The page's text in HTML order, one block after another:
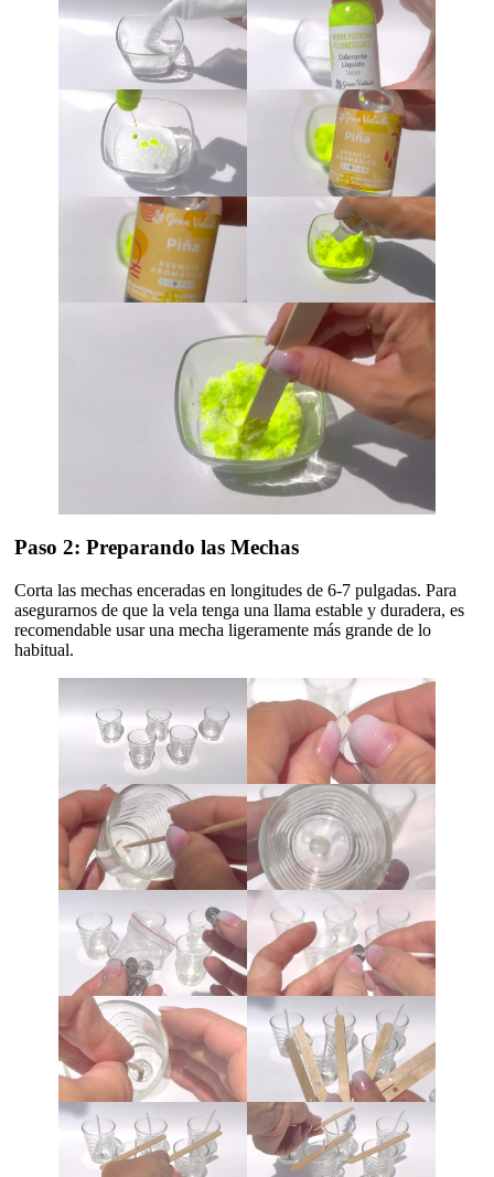
Paso 2: Preparando las Mechas
Corta las mechas enceradas en longitudes de 6-7 pulgadas. Para
asegurarnos de que la vela tenga una llama estable y duradera, es
recomendable usar una mecha ligeramente más grande de lo
habitual.